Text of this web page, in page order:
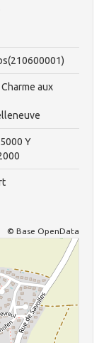
aux
Y
© Base OpenData